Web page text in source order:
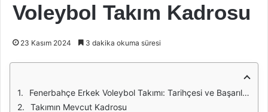
Voleybol Takım Kadrosu
23 Kasım 2024 3 dakika okuma süresi
Fenerbahçe Erkek Voleybol Takımı: Tarihçesi ve Başarıları
Takımın Mevcut Kadrosu